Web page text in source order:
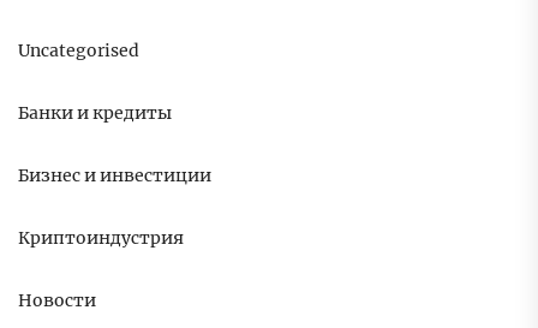
Uncategorised
Банки и кредиты
Бизнес и инвестиции
Криптоиндустрия
Новости